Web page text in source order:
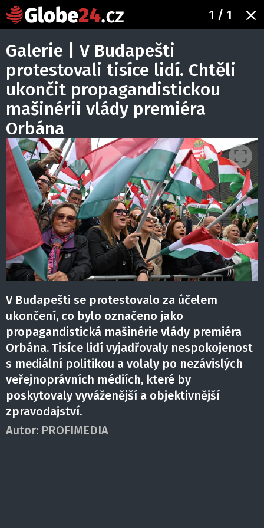
1 / 1
Galerie | V Budapešti
protestovali tisíce lidí. Chtěli
ukončit propagandistickou
mašinérii vlády premiéra
Orbána
V Budapešti se protestovalo za účelem
ukončení, co bylo označeno jako
propagandistická mašinérie vlády premiéra
Orbána. Tisíce lidí vyjadřovaly nespokojenost
s mediální politikou a volaly po nezávislých
veřejnoprávních médiích, které by
poskytovaly vyváženější a objektivnější
zpravodajství.
Autor: PROFIMEDIA